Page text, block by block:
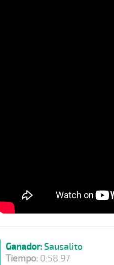
Ganador:Sausalito
Tiempo:0:58.97